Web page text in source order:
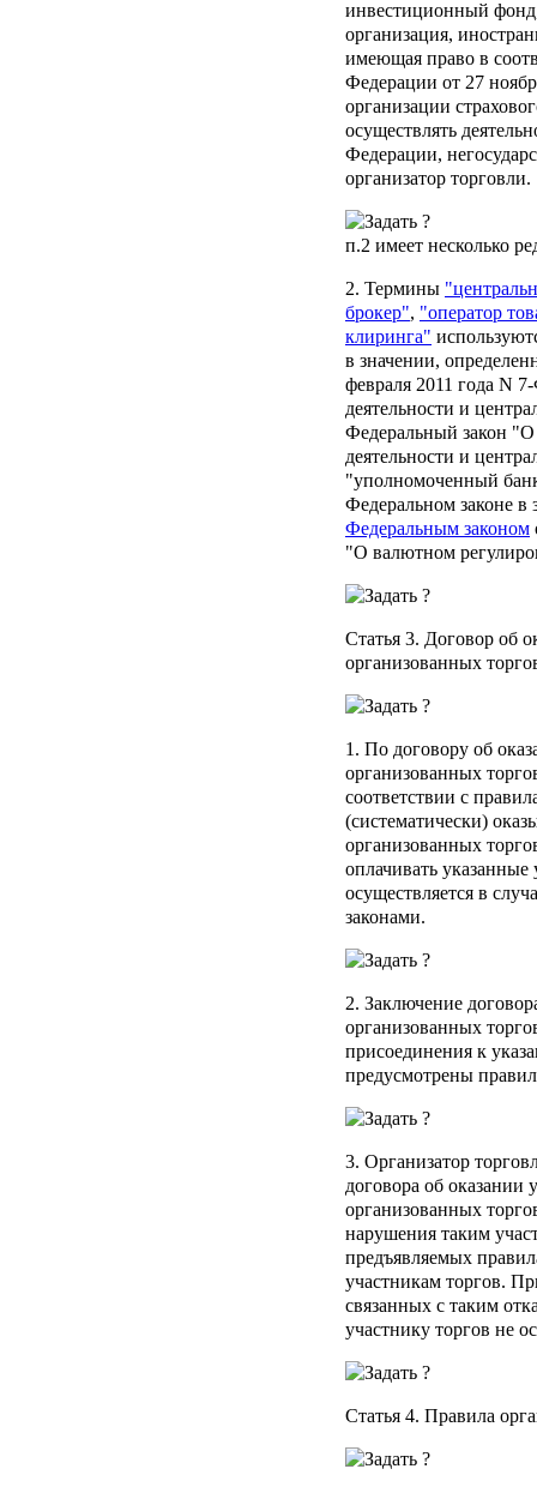
инвестиционный фонд,
организация,
имеющая право в
Федерации от 27
организации
осуществлять
Федерации,
организатор торговли.
п.2 имеет несколько
2. Термины
брокер", "оператор
клиринга"
в значении,
февраля 2011 года N
деятельности и
Федеральный закон
деятельности и
"уполномоченный
Федеральном законе в
Федеральным законом
"О валютном
Статья 3. Договор об
организованных
1. По договору об
организованных
соответствии с
(систематически)
организованных
оплачивать
осуществляется в
законами.
2. Заключение
организованных
присоединения к
предусмотрены
3. Организатор
договора об оказании
организованных
нарушения таким
предъявляемых
участникам торгов.
связанных с таким
участнику торгов не
Статья 4. Правила